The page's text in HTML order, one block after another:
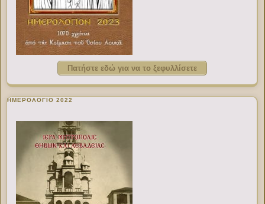
Πατήστε εδώ για να το ξεφυλλίσετε
ΗΜΕΡΟΛΟΓΙΟ 2022